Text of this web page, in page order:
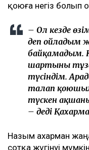
қоюға негіз болып
– Ол кезде
деп ойладым
байқамадым.
шартының
түсіндім.
талап
түскен
– деді
Назым Қахарман
сотқа жүгінуі